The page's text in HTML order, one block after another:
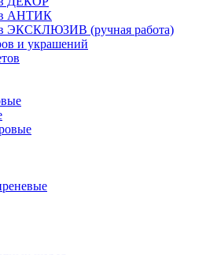
АНТИК
ЭКСКЛЮЗИВ (ручная работа)
и украшений